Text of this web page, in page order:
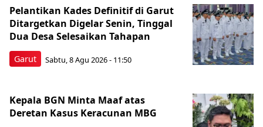
Garut
Pelantikan Kades Definitif di Garut
Ditargetkan Digelar Senin, Tinggal
Dua Desa Selesaikan Tahapan
Sabtu, 8 Agu 2026 - 11:50
Kepala BGN Minta Maaf atas
Deretan Kasus Keracunan MBG